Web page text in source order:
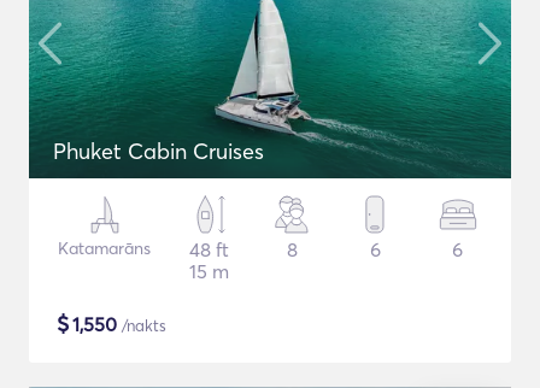
Phuket Cabin Cruises
Katamarāns
48 ft
15 m
8 6 6
$1,550 /nakts